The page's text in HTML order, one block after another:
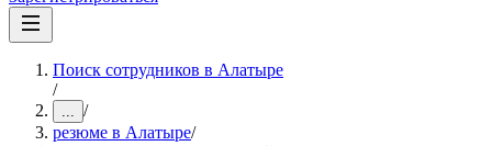
Поиск сотрудников в Алатыре
/
... /
резюме в Алатыре/